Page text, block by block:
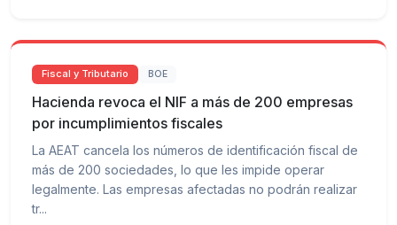
Fiscal y Tributario BOE
Hacienda revoca el NIF a más de 200 empresas
por incumplimientos fiscales
La AEAT cancela los números de identificación fiscal de
más de 200 sociedades, lo que les impide operar
legalmente. Las empresas afectadas no podrán realizar
tr...